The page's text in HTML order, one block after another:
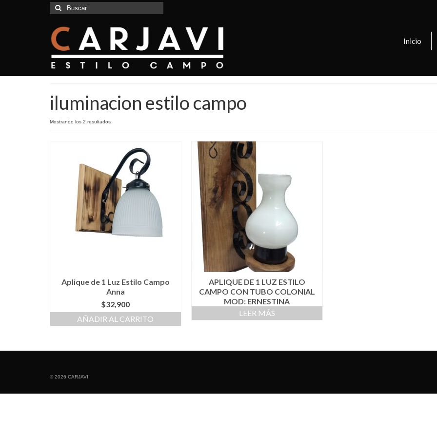
Buscar
por:
Inicio
iluminacion estilo campo
Mostrando los 2 resultados
Aplique de 1 Luz Estilo Campo
Anna
$32,900
AÑADIR AL CARRITO
APLIQUE DE 1 LUZ ESTILO
CAMPO CON TUBO COLONIAL
MOD: ERNESTINA
LEER MÁS
© 2026 CARJAVI